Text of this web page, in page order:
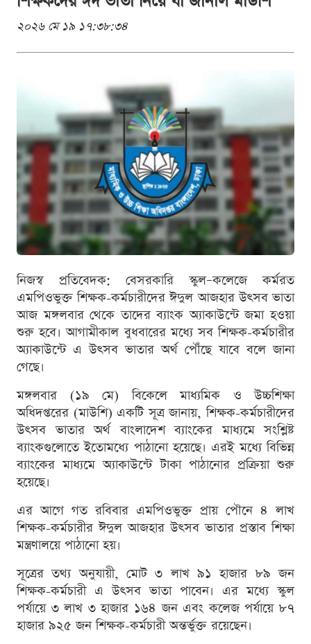
২০২৬ মে ১৯ ১৭:৩৮:৩৪
নিজস্ব প্রতিবেদক: বেসরকারি স্কুল–কলেজে কর্মরত
এমপিওভুক্ত শিক্ষক-কর্মচারীদের ঈদুল আজহার উৎসব ভাতা
আজ মঙ্গলবার থেকে তাদের ব্যাংক অ্যাকাউন্টে জমা হওয়া
শুরু হবে। আগামীকাল বুধবারের মধ্যে সব শিক্ষক-কর্মচারীর
অ্যাকাউন্টে এ উৎসব ভাতার অর্থ পৌঁছে যাবে বলে জানা
গেছে।
মঙ্গলবার (১৯ মে) বিকেলে মাধ্যমিক ও উচ্চশিক্ষা
অধিদপ্তরের (মাউশি) একটি সূত্র জানায়, শিক্ষক-কর্মচারীদের
উৎসব ভাতার অর্থ বাংলাদেশ ব্যাংকের মাধ্যমে সংশ্লিষ্ট
ব্যাংকগুলোতে ইতোমধ্যে পাঠানো হয়েছে। এরই মধ্যে বিভিন্ন
ব্যাংকের মাধ্যমে অ্যাকাউন্টে টাকা পাঠানোর প্রক্রিয়া শুরু
হয়েছে।
এর আগে গত রবিবার এমপিওভুক্ত প্রায় পৌনে ৪ লাখ
শিক্ষক-কর্মচারীর ঈদুল আজহার উৎসব ভাতার প্রস্তাব শিক্ষা
মন্ত্রণালয়ে পাঠানো হয়।
সূত্রের তথ্য অনুযায়ী, মোট ৩ লাখ ৯১ হাজার ৮৯ জন
শিক্ষক-কর্মচারী এ উৎসব ভাতা পাবেন। এর মধ্যে স্কুল
পর্যায়ে ৩ লাখ ৩ হাজার ১৬৪ জন এবং কলেজ পর্যায়ে ৮৭
হাজার ৯২৫ জন শিক্ষক-কর্মচারী অন্তর্ভুক্ত রয়েছেন।